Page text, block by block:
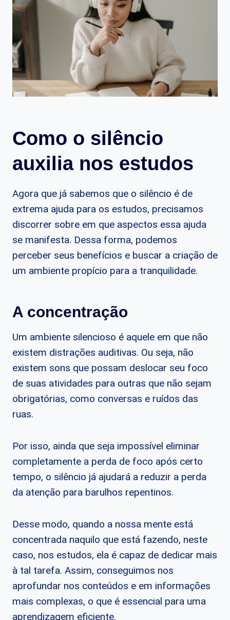
Como o silêncio
auxilia nos estudos
Agora que já sabemos que o silêncio é de
extrema ajuda para os estudos, precisamos
discorrer sobre em que aspectos essa ajuda
se manifesta. Dessa forma, podemos
perceber seus benefícios e buscar a criação de
um ambiente propício para a tranquilidade.
A concentração
Um ambiente silencioso é aquele em que não
existem distrações auditivas. Ou seja, não
existem sons que possam deslocar seu foco
de suas atividades para outras que não sejam
obrigatórias, como conversas e ruídos das
ruas.
Por isso, ainda que seja impossível eliminar
completamente a perda de foco após certo
tempo, o silêncio já ajudará a reduzir a perda
da atenção para barulhos repentinos.
Desse modo, quando a nossa mente está
concentrada naquilo que está fazendo, neste
caso, nos estudos, ela é capaz de dedicar mais
à tal tarefa. Assim, conseguimos nos
aprofundar nos conteúdos e em informações
mais complexas, o que é essencial para uma
aprendizagem eficiente.